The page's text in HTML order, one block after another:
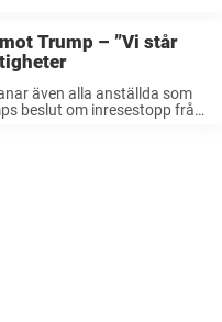
Trump – ”Vi står
även alla anställda som
beslut om inresestopp från